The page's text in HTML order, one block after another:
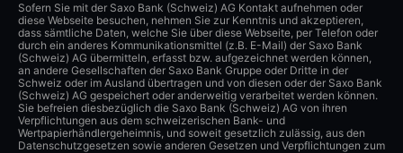
Sofern Sie mit der Saxo Bank (Schweiz) AG Kontakt aufnehmen oder
diese Webseite besuchen, nehmen Sie zur Kenntnis und akzeptieren,
dass sämtliche Daten, welche Sie über diese Webseite, per Telefon oder
durch ein anderes Kommunikationsmittel (z.B. E-Mail) der Saxo Bank
(Schweiz) AG übermitteln, erfasst bzw. aufgezeichnet werden können,
an andere Gesellschaften der Saxo Bank Gruppe oder Dritte in der
Schweiz oder im Ausland übertragen und von diesen oder der Saxo Bank
(Schweiz) AG gespeichert oder anderweitig verarbeitet werden können.
Sie befreien diesbezüglich die Saxo Bank (Schweiz) AG von ihren
Verpflichtungen aus dem schweizerischen Bank- und
Wertpapierhändlergeheimnis, und soweit gesetzlich zulässig, aus den
Datenschutzgesetzen sowie anderen Gesetzen und Verpflichtungen zum